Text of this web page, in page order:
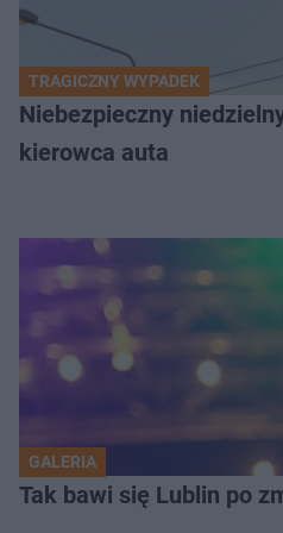
TRAGICZNY WYPADEK
Niebezpieczny
kierowca auta
GALERIA
Tak bawi się Lublin po